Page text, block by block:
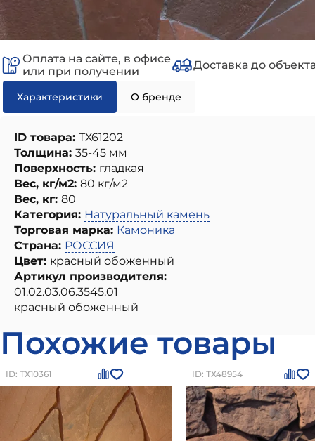
Оплата на сайте, в офисе
или при получении
Доставка до
Характеристики О бренде
ID товара: ТХ61202
Толщина: 35-45 мм
Поверхность: гладкая
Вес, кг/м2: 80 кг/м2
Вес, кг: 80
Категория: Натуральный камень
Торговая марка: Камоника
Страна: РОССИЯ
Цвет: красный обоженный
Артикул производителя:
01.02.03.06.3545.01
красный обоженный
Похожие товары
ID: ТХ10361 ID: ТХ48954